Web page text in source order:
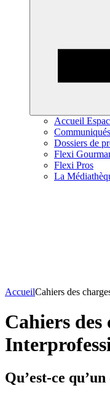
Accueil
Dossiers de
Flexi
Flexi Pros
La
AccueilCahiers des
Cahiers des
Qu’est-ce